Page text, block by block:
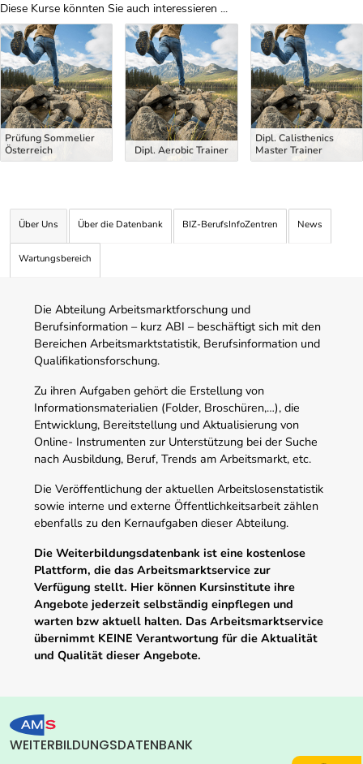
Diese Kurse könnten Sie auch interessieren ...
Uber Weiterbildungsvorschläge
Prüfung Sommelier
Österreich
Dipl. Aerobic Trainer
Dipl. Calisthenics
Master Trainer
Über Uns Über die Datenbank BIZ-BerufsInfoZentren News
Wartungsbereich
Die Abteilung Arbeitsmarktforschung und
Berufsinformation – kurz ABI – beschäftigt sich mit den
Bereichen Arbeitsmarktstatistik, Berufsinformation und
Qualifikationsforschung.
Zu ihren Aufgaben gehört die Erstellung von
Informationsmaterialien (Folder, Broschüren,…), die
Entwicklung, Bereitstellung und Aktualisierung von
Online- Instrumenten zur Unterstützung bei der Suche
nach Ausbildung, Beruf, Trends am Arbeitsmarkt, etc.
Die Veröffentlichung der aktuellen Arbeitslosenstatistik
sowie interne und externe Öffentlichkeitsarbeit zählen
ebenfalls zu den Kernaufgaben dieser Abteilung.
Die Weiterbildungsdatenbank ist eine kostenlose
Plattform, die das Arbeitsmarktservice zur
Verfügung stellt. Hier können Kursinstitute ihre
Angebote jederzeit selbständig einpflegen und
warten bzw aktuell halten. Das Arbeitsmarktservice
übernimmt KEINE Verantwortung für die Aktualität
und Qualität dieser Angebote.
WEITERBILDUNGSDATENBANK